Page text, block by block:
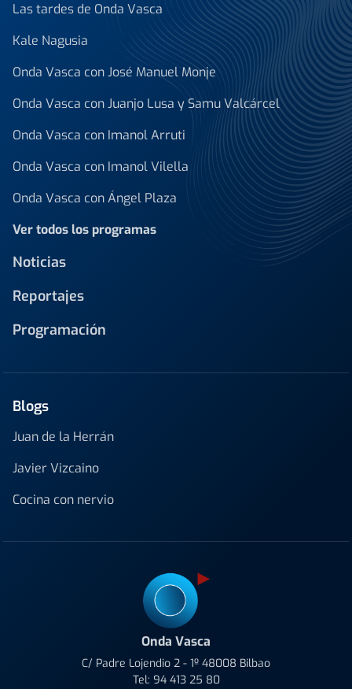
Las tardes de Onda Vasca
Kale Nagusia
Onda Vasca con José Manuel Monje
Onda Vasca con Juanjo Lusa y Samu Valcárcel
Onda Vasca con Imanol Arruti
Onda Vasca con Imanol Vilella
Onda Vasca con Ángel Plaza
Ver todos los programas
Noticias
Reportajes
Programación
Blogs
Juan de la Herrán
Javier Vizcaino
Cocina con nervio
Onda Vasca
C/ Padre Lojendio 2 - 1º 48008 Bilbao
Tel: 94 413 25 80